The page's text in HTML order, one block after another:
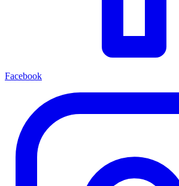
Facebook